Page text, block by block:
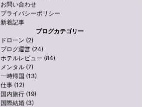
お問い合わせ
プライバシーポリシー
新着記事
ブログカテゴリー
ドローン (2)
ブログ運営 (24)
ホテルレビュー (84)
メンタル (7)
一時帰国 (13)
仕事 (12)
国内旅行 (19)
国際結婚 (3)